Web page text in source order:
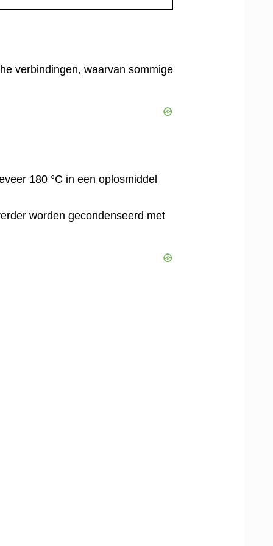
verbindingen, waarvan sommige
180 °C in een oplosmiddel
worden gecondenseerd met